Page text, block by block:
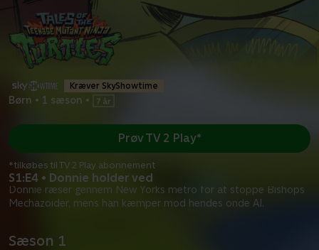
Kræver SkyShowtime
Børn • 1 sæson •
S1:E4 • Donnie holder ved
Donnie ræser gennem New Yorks metro for at stoppe Bishops
Mechazoider, mens han kæmper mod hendes onde AI.
Prøv TV 2 Play*
*tilkøbes til TV 2 Play abonnement
Sæson 1